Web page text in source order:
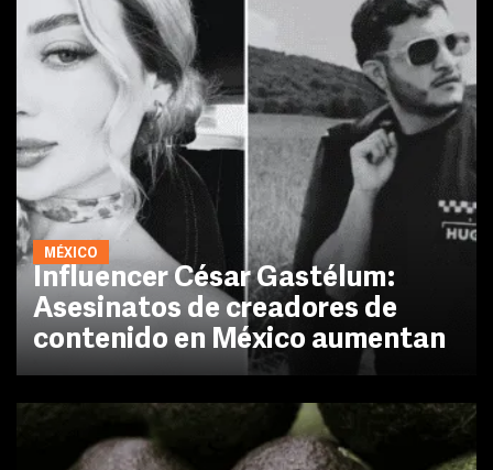
MÉXICO
Influencer César Gastélum:
Asesinatos de creadores de
contenido en México aumentan